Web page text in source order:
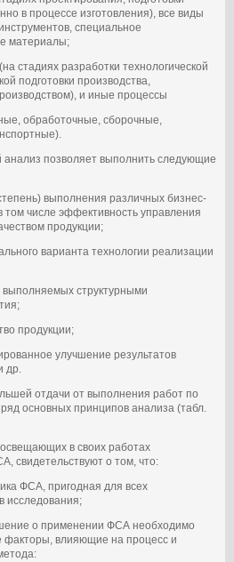
в процессе изготовления), все виды
специальное
материалы;
стадиях разработки технологической
подготовки производства,
и иные процессы
обработочные, сборочные,
анализ позволяет выполнить следующие
выполнения различных бизнес-
том числе эффективность управления
продукции;
варианта технологии реализации
структурными
продукции;
улучшение результатов
др.
отдачи от выполнения работ по
основных принципов анализа (табл.
в своих работах
свидетельствуют о том, что:
ФСА, пригодная для всех
исследования;
о применении ФСА необходимо
факторы, влияющие на процесс и